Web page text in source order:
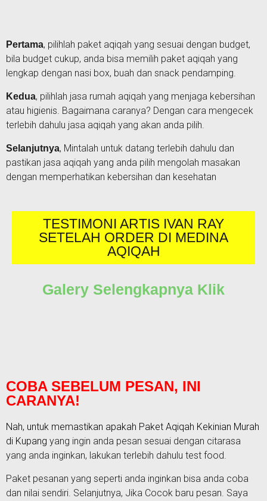
Pertama, pilihlah paket aqiqah yang sesuai dengan budget,
bila budget cukup, anda bisa memilih paket aqiqah yang
lengkap dengan nasi box, buah dan snack pendamping.
Kedua, pilihlah jasa rumah aqiqah yang menjaga kebersihan
atau higienis. Bagaimana caranya? Dengan cara mengecek
terlebih dahulu jasa aqiqah yang akan anda pilih.
Selanjutnya, Mintalah untuk datang terlebih dahulu dan
pastikan jasa aqiqah yang anda pilih mengolah masakan
dengan memperhatikan kebersihan dan kesehatan
TESTIMONI ARTIS IVAN RAY
SETELAH ORDER DI MEDINA
AQIQAH
Galery Selengkapnya Klik
COBA SEBELUM PESAN, INI
CARANYA!
Nah, untuk memastikan apakah Paket Aqiqah Kekinian Murah
di Kupang yang ingin anda pesan sesuai dengan citarasa
yang anda inginkan, lakukan terlebih dahulu test food.
Paket pesanan yang seperti anda inginkan bisa anda coba
dan nilai sendiri. Selanjutnya, Jika Cocok baru pesan. Saya